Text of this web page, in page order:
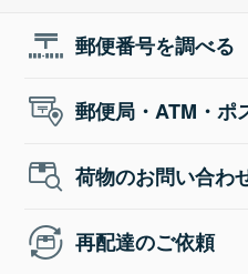
郵便番号を調べる
郵便局・ATM・ポ
荷物のお問い合わ
再配達のご依頼